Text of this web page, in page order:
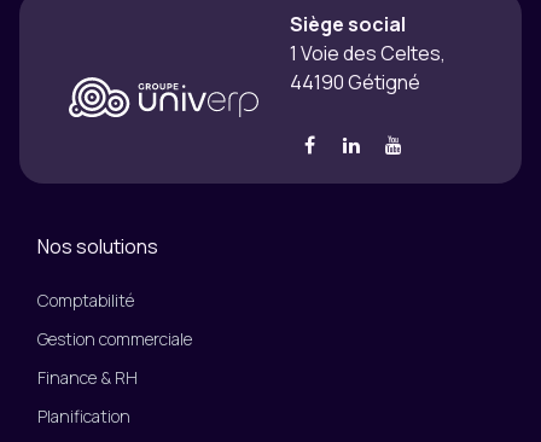
Siège social
1 Voie des Celtes,
44190 Gétigné
Nos solutions
Comptabilité
Gestion commerciale
Finance & RH
Planification